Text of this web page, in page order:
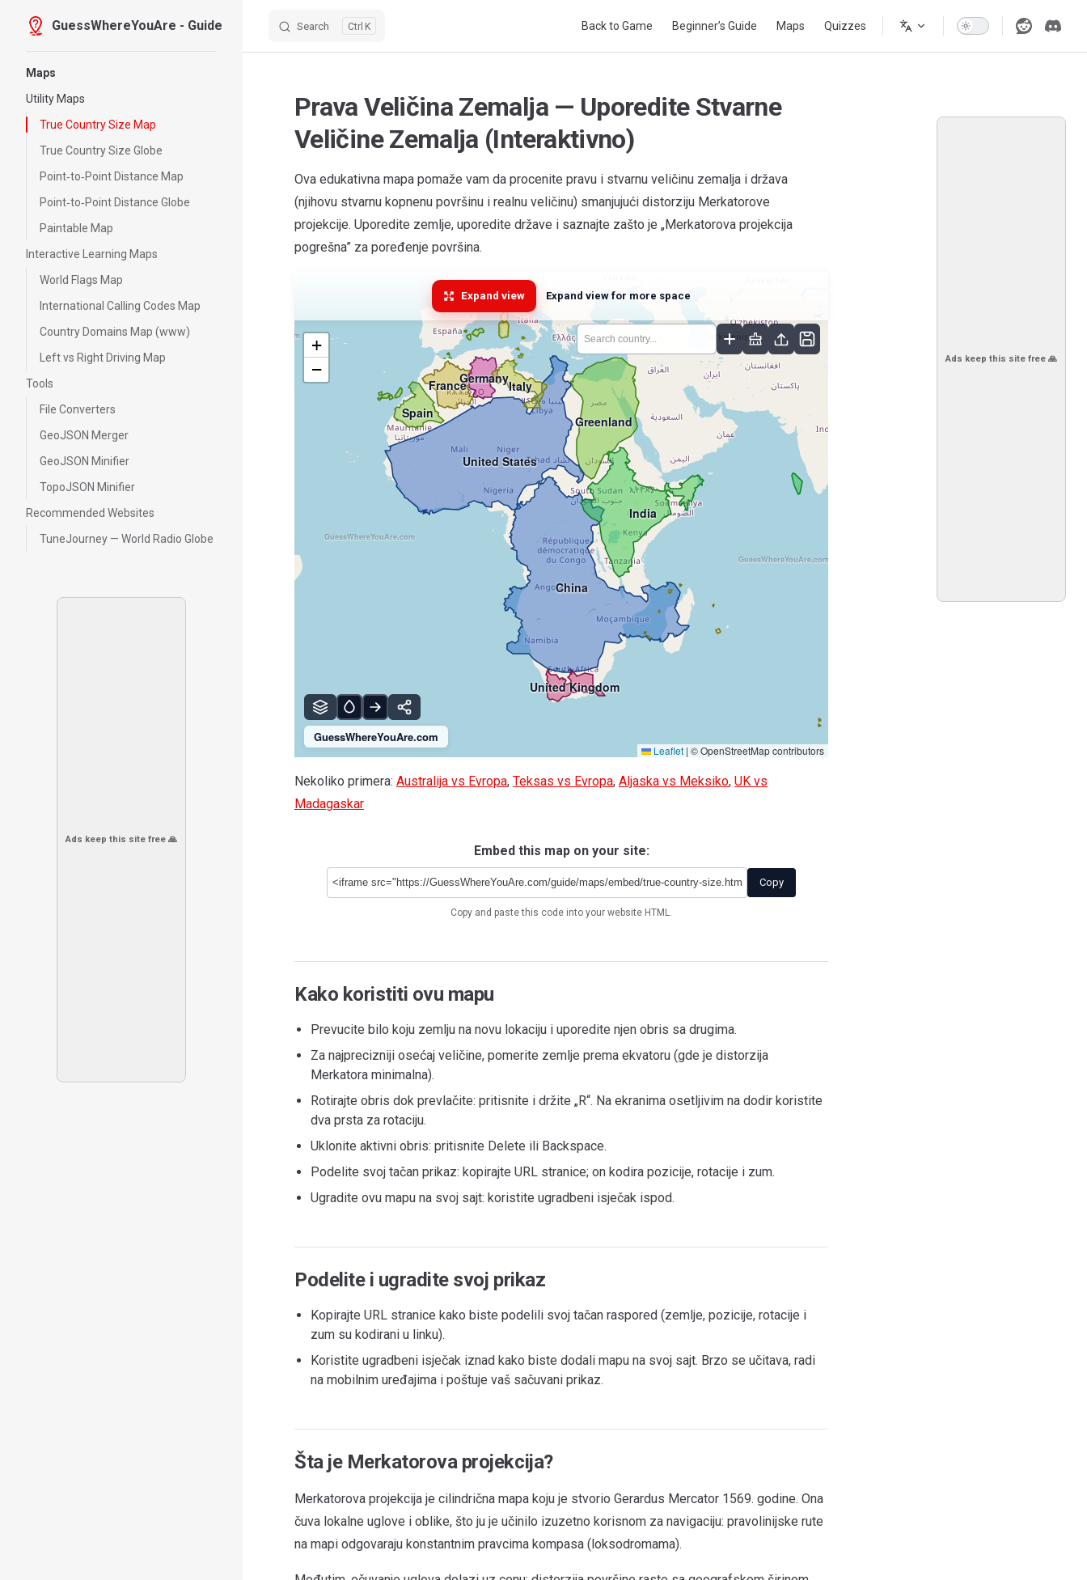
Skip to content
GuessWhereYouAre - Guide Search K Back to Game Beginner’s Guide Maps Quizzes
Maps
Utility Maps
True Country Size Map
True Country Size Globe
Point‑to‑Point Distance Map
Point‑to‑Point Distance Globe
Paintable Map
Interactive Learning Maps
World Flags Map
International Calling Codes Map
Country Domains Map (www)
Left vs Right Driving Map
Tools
File Converters
GeoJSON Merger
GeoJSON Minifier
TopoJSON Minifier
Recommended Websites
TuneJourney — World Radio Globe
Ads keep this site free 🙏
Ads keep this site free 🙏
Prava Veličina Zemalja — Uporedite Stvarne
Veličine Zemalja (Interaktivno)
Ova edukativna mapa pomaže vam da procenite pravu i stvarnu veličinu zemalja i država
(njihovu stvarnu kopnenu površinu i realnu veličinu) smanjujući distorziju Merkatorove
projekcije. Uporedite zemlje, uporedite države i saznajte zašto je „Merkatorova projekcija
pogrešna” za poređenje površina.
Expand view Expand view for more space
GuessWhereYouAre.com
GuessWhereYouAre.com
GuessWhereYouAre.com
GuessWhereYouAre.com
Greenland
United States
China
India
Spain
France
United Kingdom
GermanyItaly
+
−
Leaflet | © OpenStreetMap contributors
Nekoliko primera: Australija vs Evropa, Teksas vs Evropa, Aljaska vs Meksiko, UK vs
Madagaskar
Embed this map on your site:
Copy
Copy and paste this code into your website HTML.
Kako koristiti ovu mapu
Prevucite bilo koju zemlju na novu lokaciju i uporedite njen obris sa drugima.
Za najprecizniji osećaj veličine, pomerite zemlje prema ekvatoru (gde je distorzija
Merkatora minimalna).
Rotirajte obris dok prevlačite: pritisnite i držite „R“. Na ekranima osetljivim na dodir koristite
dva prsta za rotaciju.
Uklonite aktivni obris: pritisnite Delete ili Backspace.
Podelite svoj tačan prikaz: kopirajte URL stranice; on kodira pozicije, rotacije i zum.
Ugradite ovu mapu na svoj sajt: koristite ugradbeni isječak ispod.
Podelite i ugradite svoj prikaz
Kopirajte URL stranice kako biste podelili svoj tačan raspored (zemlje, pozicije, rotacije i
zum su kodirani u linku).
Koristite ugradbeni isječak iznad kako biste dodali mapu na svoj sajt. Brzo se učitava, radi
na mobilnim uređajima i poštuje vaš sačuvani prikaz.
Šta je Merkatorova projekcija?
Merkatorova projekcija je cilindrična mapa koju je stvorio Gerardus Mercator 1569. godine. Ona
čuva lokalne uglove i oblike, što ju je učinilo izuzetno korisnom za navigaciju: pravolinijske rute
na mapi odgovaraju konstantnim pravcima kompasa (loksodromama).